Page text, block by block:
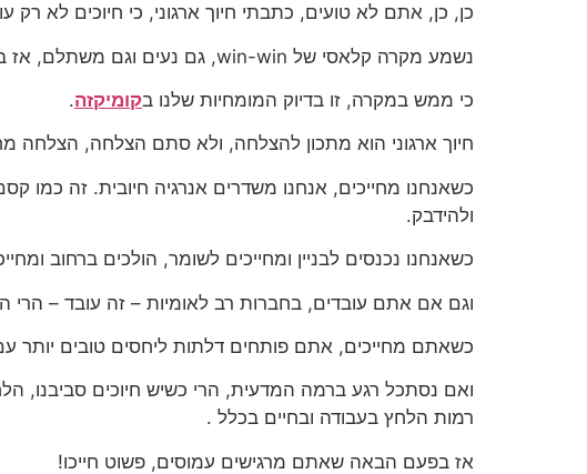
כן, כן, אתם לא טועים, כתבתי חיוך ארגוני, כי חיוכים לא רק
נשמע מקרה קלאסי של win-win, גם נעים וגם משתלם, אז בואו נהפוך את סביבת העבודה שלנו למקום שמלא בחיוכים.
כי ממש במקרה, זו בדיוק המומחיות שלנו בקומיקזה.
חיוך ארגוני הוא מתכון להצלחה, ולא סתם הצלחה, הצלחה
כשאנחנו מחייכים, אנחנו משדרים אנרגיה חיובית. זה
ולהידבק.
כשאנחנו נכנסים לבניין ומחייכים לשומר, הולכים ברחוב
וגם אם אתם עובדים, בחברות רב לאומיות – זה עובד – הרי
כשאתם מחייכים, אתם פותחים דלתות ליחסים טובים יותר
ואם נסתכל רגע ברמה המדעית, הרי כשיש חיוכים סביבנו,
רמות הלחץ בעבודה ובחיים בכלל .
אז בפעם הבאה שאתם מרגישים עמוסים, פשוט חייכו!